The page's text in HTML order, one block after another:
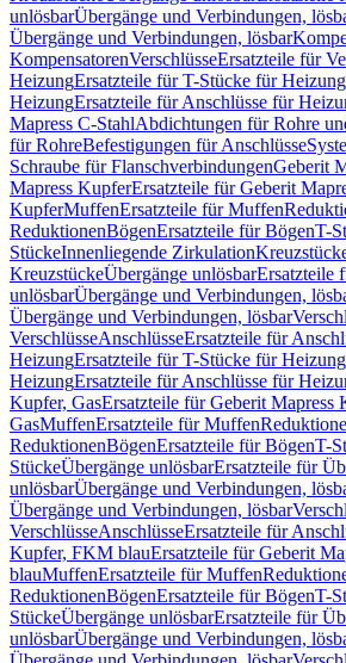
unlösbarÜbergänge und Verbindungen,
Übergänge und Verbindungen, lösbar
KompensatorenVerschlüsseErsatzteile für
HeizungErsatzteile für T-Stücke für Heizung
HeizungErsatzteile für Anschlüsse für
Mapress C-StahlAbdichtungen für Rohre
für RohreBefestigungen für Anschlüsse
Schraube für FlanschverbindungenGeberit
Mapress KupferErsatzteile für Geberit
KupferMuffenErsatzteile für Muffen
ReduktionenBögenErsatzteile für BögenT-
StückeInnenliegende Zirkulation
KreuzstückeÜbergänge unlösbarErsatzteile
unlösbarÜbergänge und Verbindungen,
Übergänge und Verbindungen, lösbar
VerschlüsseAnschlüsseErsatzteile für
HeizungErsatzteile für T-Stücke für Heizung
HeizungErsatzteile für Anschlüsse für
Kupfer, GasErsatzteile für Geberit Mapress
GasMuffenErsatzteile für Muffen
ReduktionenBögenErsatzteile für BögenT-
StückeÜbergänge unlösbarErsatzteile für
unlösbarÜbergänge und Verbindungen,
Übergänge und Verbindungen, lösbar
VerschlüsseAnschlüsseErsatzteile für
Kupfer, FKM blauErsatzteile für Geberit
blauMuffenErsatzteile für Muffen
ReduktionenBögenErsatzteile für BögenT-
StückeÜbergänge unlösbarErsatzteile für
unlösbarÜbergänge und Verbindungen,